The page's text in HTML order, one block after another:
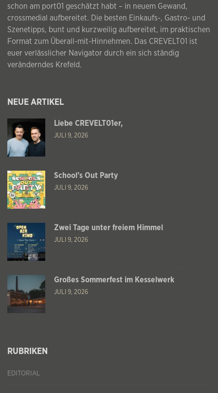
schon am port01 geschätzt habt – in neuem Gewand,
crossmedial aufbereitet. Die besten Einkaufs-, Gastro- und
Szenetipps, bunt und kurzweilig aufbereitet, im praktischen
Format zum Überall-mit-Hinnehmen. Das CREVELT01 ist
euer verlässlicher Navigator durch ein sich ständig
veränderndes Krefeld.
NEUE ARTIKEL
Liebe CREVELT01er,
JULI 9, 2026
School’s Out Party
JULI 9, 2026
Zwei Tage unter freiem Himmel
JULI 9, 2026
Großes Sommerfest im Kesselwerk
JULI 9, 2026
RUBRIKEN
EDITORIAL